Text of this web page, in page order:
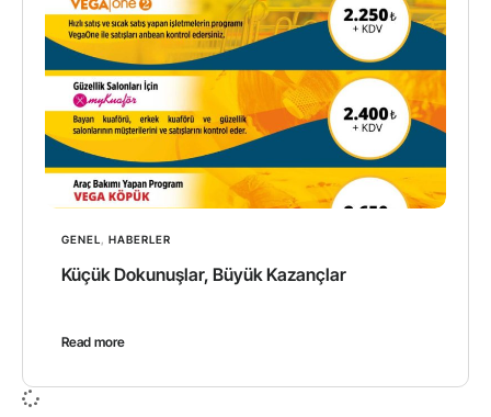
GENEL HABERLER
Küçük Dokunuşlar, Büyük Kazançlar
Read more